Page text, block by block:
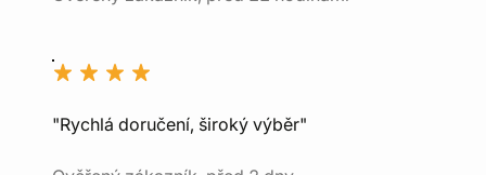
"Rychlá doručení, široký výběr"